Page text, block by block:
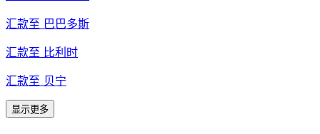
汇款至 巴巴多斯
汇款至 比利时
汇款至 贝宁
显示更多